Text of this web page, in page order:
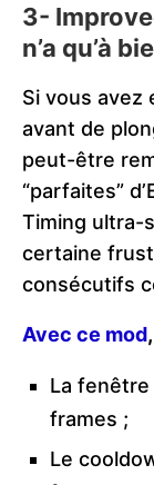
3-
n’a qu’à
Si vous avez
avant de
peut-être
“parfaites”
Timing ultra-
certaine
consécutifs
Avec ce mod
La fenêtre
frames ;
Le